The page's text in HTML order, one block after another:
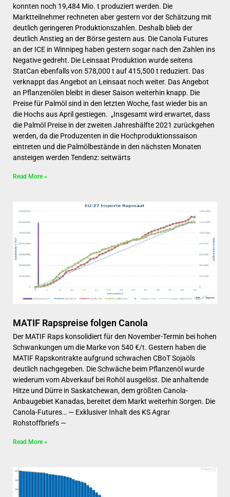
konnten noch 19,484 Mio. t produziert werden. Die
Marktteilnehmer rechneten aber gestern vor der Schätzung mit
deutlich geringeren Produktionszahlen. Deshalb blieb der
deutlich Anstieg an der Börse gestern aus. Die Canola Futures
an der ICE in Winnipeg haben gestern sogar nach den Zahlen ins
Negative gedreht. Die Leinsaat Produktion wurde seitens
StatCan ebenfalls von 578,000 t auf 415,500 t reduziert. Das
verknappt das Angebot an Leinsaat noch weiter. Das Angebot
an Pflanzenölen bleibt in dieser Saison weiterhin knapp. Die
Preise für Palmöl sind in den letzten Woche, fast wieder bis an
die Hochs aus April gestiegen. „Insgesamt wird erwartet, dass
die Palmöl Preise in der zweiten Jahreshälfte 2021 zurückgehen
werden, da die Produzenten in die Hochproduktionssaison
eintreten und die Palmölbestände in den nächsten Monaten
ansteigen werden Tendenz: seitwärts
Read More »
MATIF Rapspreise folgen Canola
Der MATIF Raps konsolidiert für den November-Termin bei hohen
Schwankungen um die Marke von 540 €/t. Gestern haben die
MATIF Rapskontrakte aufgrund schwachen CBoT Sojaöls
deutlich nachgegeben. Die Schwäche beim Pflanzenöl wurde
wiederum vom Abverkauf bei Rohöl ausgelöst. Die anhaltende
Hitze und Dürre in Saskatchewan, dem größten Canola-
Anbaugebiet Kanadas, bereitet dem Markt weiterhin Sorgen. Die
Canola-Futures… — Exklusiver Inhalt des KS Agrar
Rohstoffbriefs —
Read More »